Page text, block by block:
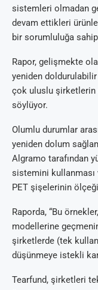
sistemleri olmadan
devam ettikleri
bir sorumluluğa
Rapor, gelişmekte
yeniden doldurulabilir
çok uluslu şirketlerin
söylüyor.
Olumlu durumlar
yeniden dolum
Algramo tarafından
sistemini kullanması
PET şişelerinin
Raporda, “Bu
modellerine
şirketlerde (tek
düşünmeye istekli
Tearfund, şirketleri